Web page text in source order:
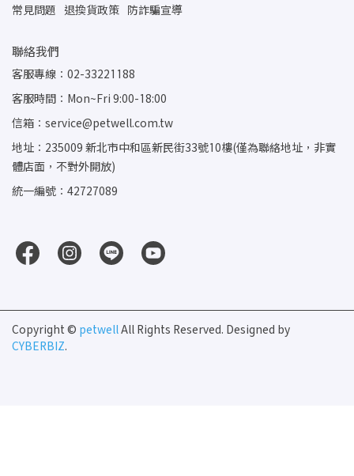
常見問題 退換貨政策 防詐騙宣導
聯絡我們
客服專線：02-33221188
客服時間：Mon~Fri 9:00-18:00
信箱：service@petwell.com.tw
地址：235009 新北市中和區新民街33號10樓(僅為聯絡地址，非實
體店面，不對外開放)
統一編號：42727089
Copyright © petwellAll Rights Reserved. Designed by
CYBERBIZ.